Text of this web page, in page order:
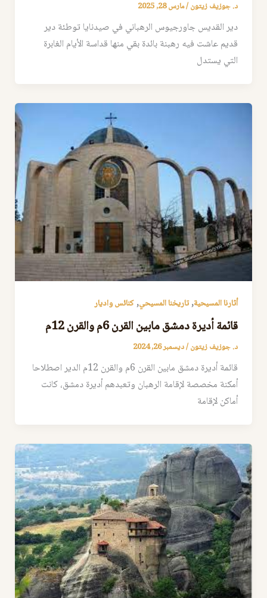
د. جوزيف زيتون/مارس 28, 2025
دير القديس جاورجيوس الرهباني في صيدنايا توطئة دير
قديم عاشت فيه رهبنة بائدة بقي منها قداسة الأيام الغابرة
التي يستدل
أثارنا المسيحية,تاريخنا المسيحي,كنائس واديار
قائمة أديرة دمشق مابين القرن 6م والقرن 12م
د. جوزيف زيتون/ديسمبر 26, 2024
قائمة أديرة دمشق مابين القرن 6م والقرن 12م الدير اصطلاحا
أمكنة مخصصة لإقامة الرهبان وتعبدهم أديرة دمشق، كانت
أماكن لإقامة